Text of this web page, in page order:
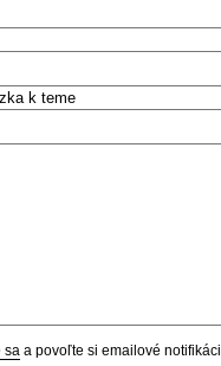
sa a povoľte si emailové